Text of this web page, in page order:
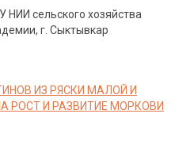
НИИ сельского хозяйства
г. Сыктывкар
ИЗ РЯСКИ МАЛОЙ И
РОСТ И РАЗВИТИЕ МОРКОВИ